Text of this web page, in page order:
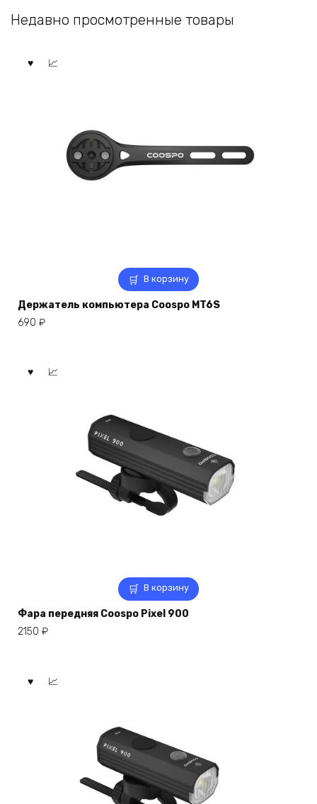
Недавно просмотренные товары
В корзину
Держатель компьютера Coospo MT6S
690 ₽
В корзину
Фара передняя Coospo Pixel 900
2150 ₽